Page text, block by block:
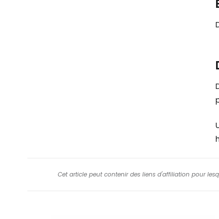
Cet article peut contenir des liens d'affiliation pour